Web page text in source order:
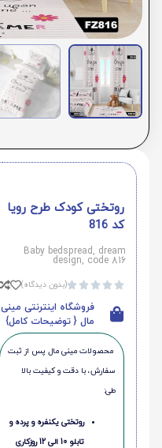
روتختی کودک طرح رویا
کد 816
Baby bedspread, dream
design, code 816




(بدون دیدگاه)
فروشگاه اینترنتی مینی
مال { توضیحات کامل}
محصولات مینی‌ مال پس از ثبت
سفارش، با دقت و کیفیت بالا
طی:
روتختی یکنفره و پرده و
تابلو 10 الی 12 روزکاری